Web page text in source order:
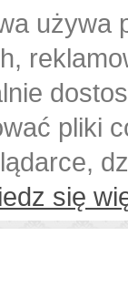
używa
pliki
się